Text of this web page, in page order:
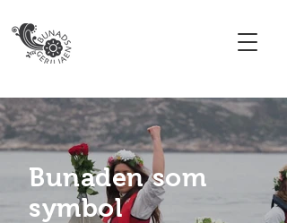
Bunaden som
symbol